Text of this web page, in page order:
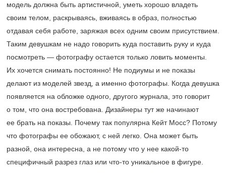
модель должна быть артистичной, уметь хорошо владеть
своим телом, раскрываясь, вживаясь в образ, полностью
отдавая себя работе, заряжая всех одним своим присутствием.
Таким девушкам не надо говорить куда поставить руку и куда
посмотреть — фотографу остается только ловить моменты.
Их хочется снимать постоянно! Не подиумы и не показы
делают из моделей звезд, а именно фотографы. Когда девушка
появляется на обложке одного, другого журнала, это говорит
о том, что она востребована. Дизайнеры тут же начинают
ее брать на показы. Почему так популярна Кейт Мосс? Потому
что фотографы ее обожают, с ней легко. Она может быть
разной, она интересна, а не потому что у нее какой-то
специфичный разрез глаз или что-то уникальное в фигуре.